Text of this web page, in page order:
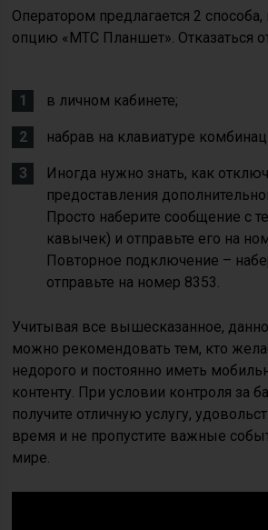
Оператором предлагается 2
опцию «МТС Планшет». Отказаться
в личном кабинете;
набрав на клавиатуре
Иногда нужно знать, как
предоставления
Просто наберите сообщение с
кавычек) и отправьте его на
Повторное подключение –
отправьте на номер 8353.
Учитывая все вышесказанное,
можно рекомендовать тем, кто
недорого и постоянно иметь
контенту. При условии контроля за
получите отличную услугу,
время и не пропустите важные
мире.